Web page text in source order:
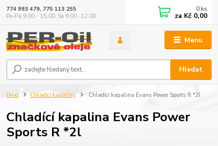
Menu
Hledat
774 993 479, 775 113 255
Po-Pá 9.00 - 16.00, So 9.00 -12.00
0 ks
za Kč 0,00
Úvod Chladící kapaliny Chladící kapalina Evans Power Sports R *2l
Chladící kapalina Evans Power
Sports R *2l